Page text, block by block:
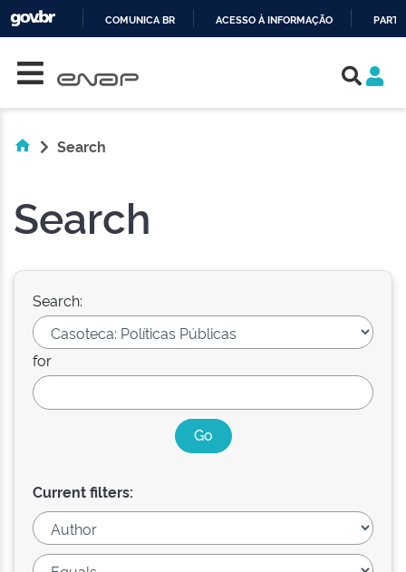
COMUNICA BR ACESSO À INFORMAÇÃO
Search
Search
Search:
for
Current filters: